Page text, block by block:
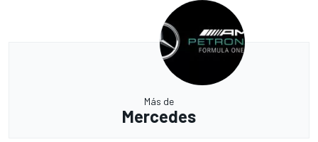
Más de
Mercedes